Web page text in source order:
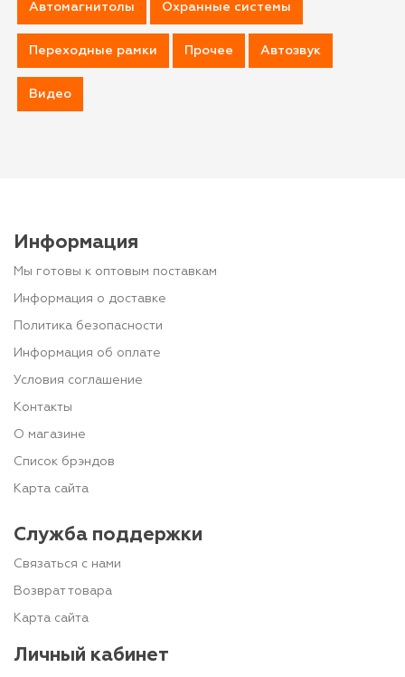
Автомагнитолы Охранные системы
Переходные рамки Прочее Автозвук
Видео
Информация
Мы готовы к оптовым поставкам
Информация о доставке
Политика безопасности
Информация об оплате
Условия соглашение
Контакты
О магазине
Список брэндов
Карта сайта
Служба поддержки
Связаться с нами
Возврат товара
Карта сайта
Личный кабинет